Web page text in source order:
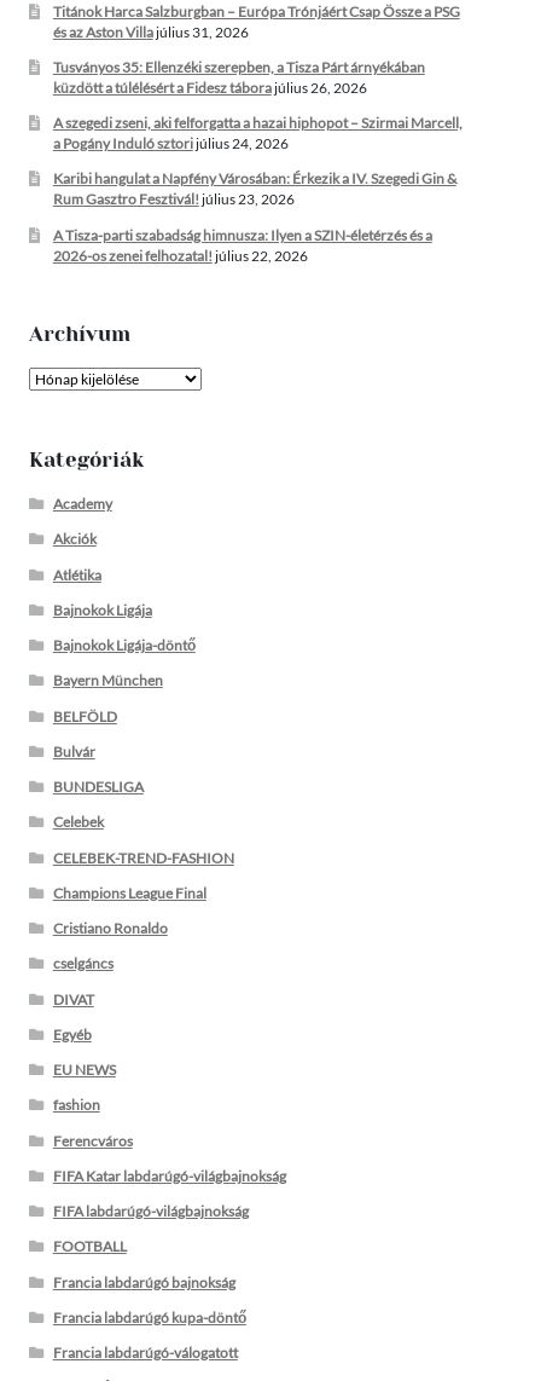
Titánok Harca Salzburgban – Európa Trónjáért Csap Össze a PSG
és az Aston Villajúlius 31, 2026
Tusványos 35: Ellenzéki szerepben, a Tisza Párt árnyékában
küzdött a túlélésért a Fidesz táborajúlius 26, 2026
A szegedi zseni, aki felforgatta a hazai hiphopot – Szirmai Marcell,
a Pogány Induló sztorijúlius 24, 2026
Karibi hangulat a Napfény Városában: Érkezik a IV. Szegedi Gin &
Rum Gasztro Fesztivál! július 23, 2026
A Tisza-parti szabadság himnusza: Ilyen a SZIN-életérzés és a
2026-os zenei felhozatal! július 22, 2026
Archívum
Archívum
Kategóriák
Academy
Akciók
Atlétika
Bajnokok Ligája
Bajnokok Ligája-döntő
Bayern München
BELFÖLD
Bulvár
BUNDESLIGA
Celebek
CELEBEK-TREND-FASHION
Champions League Final
Cristiano Ronaldo
cselgáncs
DIVAT
Egyéb
EU NEWS
fashion
Ferencváros
FIFA Katar labdarúgó-világbajnokság
FIFA labdarúgó-világbajnokság
FOOTBALL
Francia labdarúgó bajnokság
Francia labdarúgó kupa-döntő
Francia labdarúgó-válogatott